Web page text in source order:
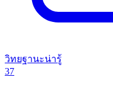
วิทยฐานะน่ารู้
37